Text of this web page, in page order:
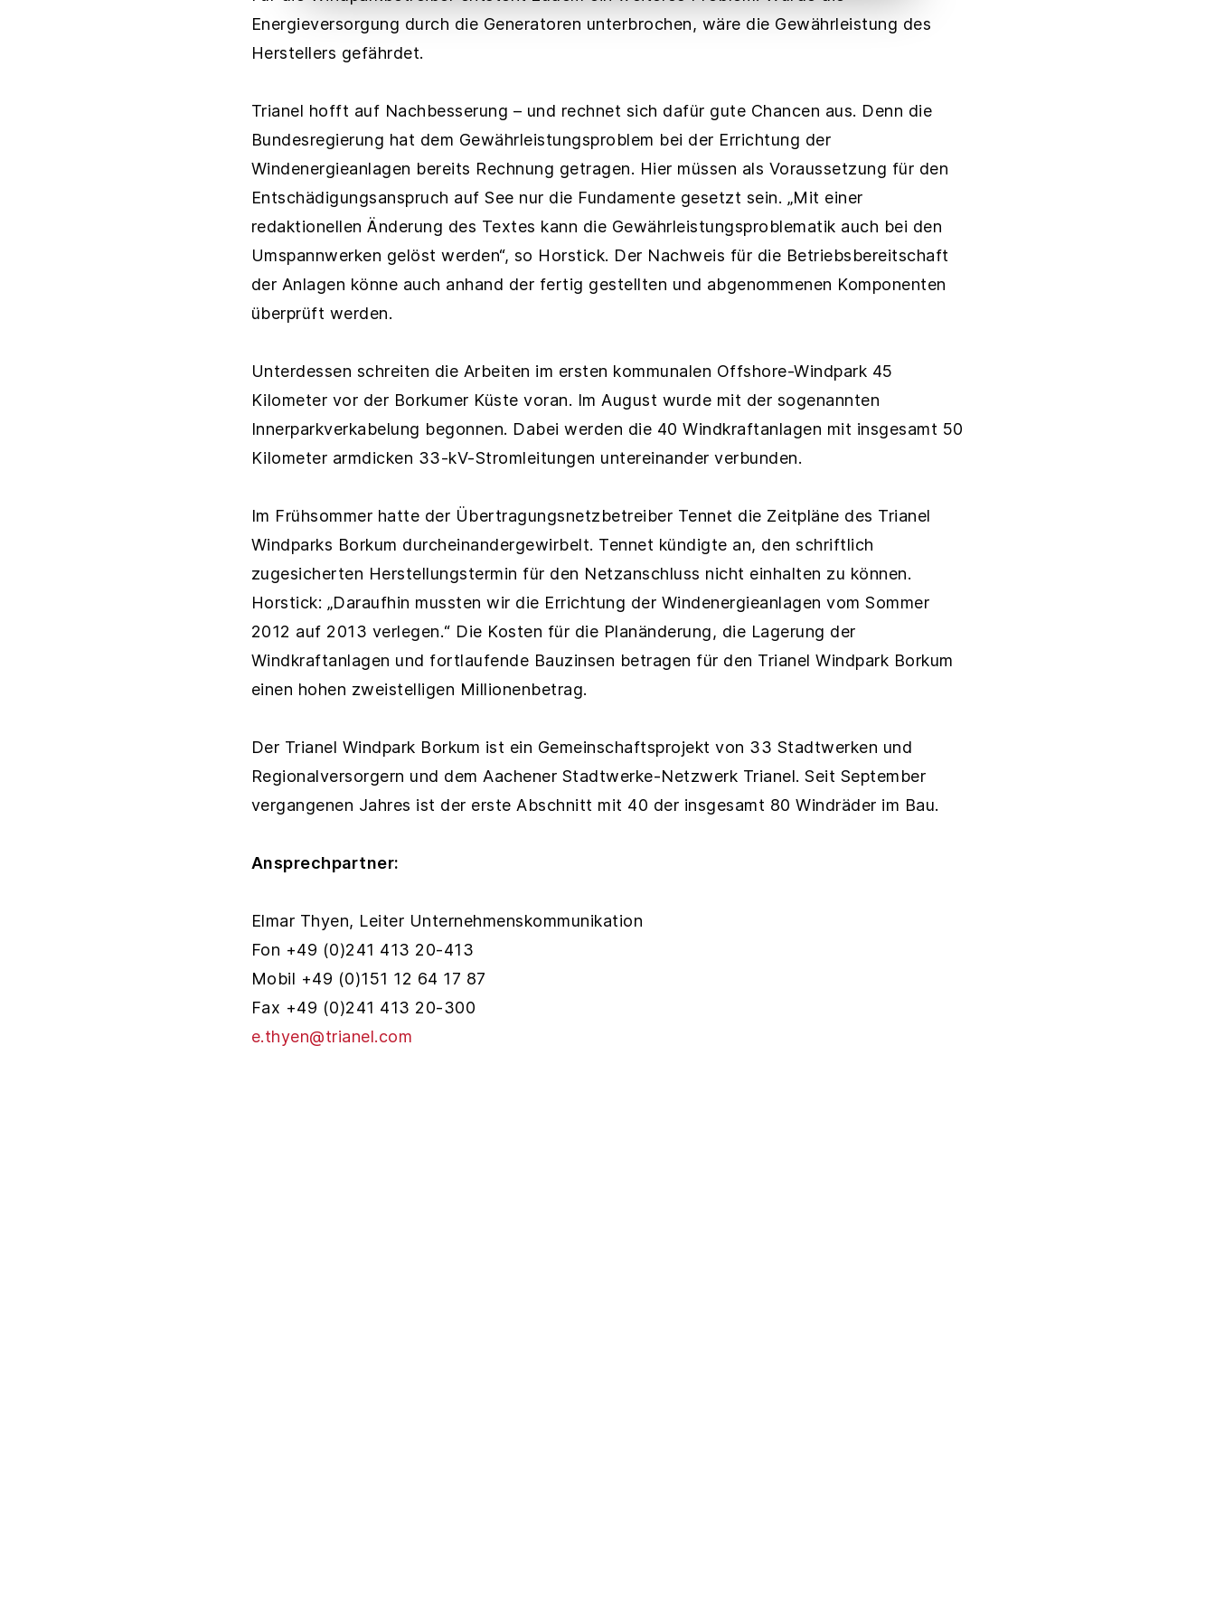
Energieversorgung durch die Generatoren unterbrochen, wäre die Gewährleistung des
Herstellers gefährdet.
Trianel hofft auf Nachbesserung – und rechnet sich dafür gute Chancen aus. Denn die
Bundesregierung hat dem Gewährleistungsproblem bei der Errichtung der
Windenergieanlagen bereits Rechnung getragen. Hier müssen als Voraussetzung für den
Entschädigungsanspruch auf See nur die Fundamente gesetzt sein. „Mit einer
redaktionellen Änderung des Textes kann die Gewährleistungsproblematik auch bei den
Umspannwerken gelöst werden“, so Horstick. Der Nachweis für die Betriebsbereitschaft
der Anlagen könne auch anhand der fertig gestellten und abgenommenen Komponenten
überprüft werden.
Unterdessen schreiten die Arbeiten im ersten kommunalen Offshore-Windpark 45
Kilometer vor der Borkumer Küste voran. Im August wurde mit der sogenannten
Innerparkverkabelung begonnen. Dabei werden die 40 Windkraftanlagen mit insgesamt 50
Kilometer armdicken 33-kV-Stromleitungen untereinander verbunden.
Im Frühsommer hatte der Übertragungsnetzbetreiber Tennet die Zeitpläne des Trianel
Windparks Borkum durcheinandergewirbelt. Tennet kündigte an, den schriftlich
zugesicherten Herstellungstermin für den Netzanschluss nicht einhalten zu können.
Horstick: „Daraufhin mussten wir die Errichtung der Windenergieanlagen vom Sommer
2012 auf 2013 verlegen.“ Die Kosten für die Planänderung, die Lagerung der
Windkraftanlagen und fortlaufende Bauzinsen betragen für den Trianel Windpark Borkum
einen hohen zweistelligen Millionenbetrag.
Der Trianel Windpark Borkum ist ein Gemeinschaftsprojekt von 33 Stadtwerken und
Regionalversorgern und dem Aachener Stadtwerke-Netzwerk Trianel. Seit September
vergangenen Jahres ist der erste Abschnitt mit 40 der insgesamt 80 Windräder im Bau.
Ansprechpartner:
Elmar Thyen, Leiter Unternehmenskommunikation
Fon +49 (0)241 413 20-413
Mobil +49 (0)151 12 64 17 87
Fax +49 (0)241 413 20-300
e.thyen@trianel.com